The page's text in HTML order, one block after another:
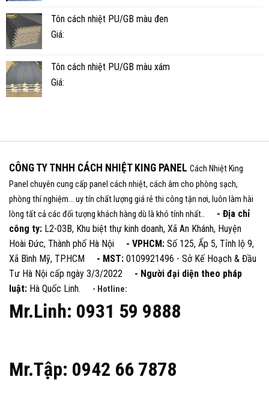
Tôn cách nhiệt PU/GB màu đen
Giá:
Tôn cách nhiệt PU/GB màu xám
Giá:
CÔNG TY TNHH CÁCH NHIỆT KING PANEL Cách Nhiệt King
Panel chuyên cung cấp panel cách nhiệt, cách âm cho phòng sạch,
phòng thí nghiệm... uy tín chất lượng giá rẻ thi công tận nơi, luôn làm hài
lòng tất cả các đối tượng khách hàng dù là khó tính nhất..
- Địa chỉ
công ty: L2-03B, Khu biệt thự kinh doanh, Xã An Khánh, Huyện
Hoài Đức, Thành phố Hà Nội - VPHCM: Số 125, Ấp 5, Tỉnh lộ 9,
Xã Bình Mỹ, TP.HCM - MST: 0109921496 - Sở Kế Hoạch & Đầu
Tư Hà Nội cấp ngày 3/3/2022 - Người đại diện theo pháp
luật: Hà Quốc Linh. - Hotline:
Mr.Linh: 0931 59 9888
Mr.Tập: 0942 66 7878